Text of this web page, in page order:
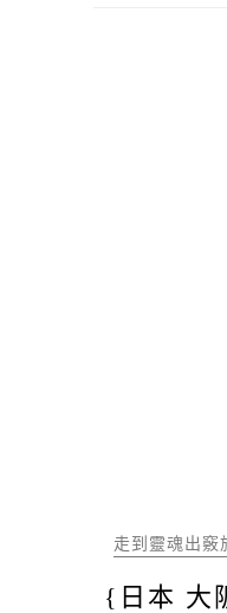
走到靈魂出竅
{日本 大